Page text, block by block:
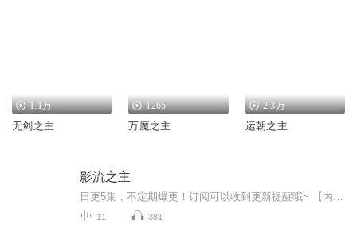
1.1万
无剑之主
1265
万魔之主
2.3万
运朝之主
影流之主
11 381